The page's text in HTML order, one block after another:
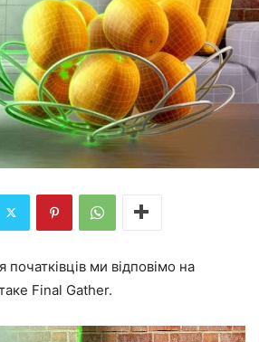
початківців ми відповімо на
Final Gather.